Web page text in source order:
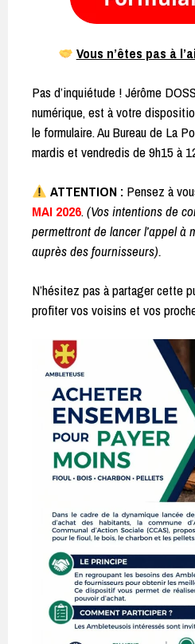
Vous n’êtes pas à
Pas d’inquiétude ! Jérôme
numérique, est à votre
le formulaire. Au Bureau de La
mardis et vendredis de 9h15 à
ATTENTION : Pensez à
MAI 2026.(Vos intentions de
permettront de lancer l’appel à
auprès des fournisseurs).
N’hésitez pas à partager cette
profiter vos voisins et vos